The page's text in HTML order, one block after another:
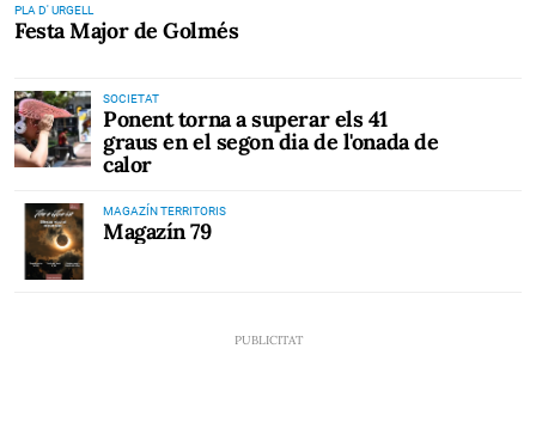
PLA D' URGELL
Festa Major de Golmés
SOCIETAT
Ponent torna a superar els 41
graus en el segon dia de l'onada de
calor
MAGAZÍN TERRITORIS
Magazín 79